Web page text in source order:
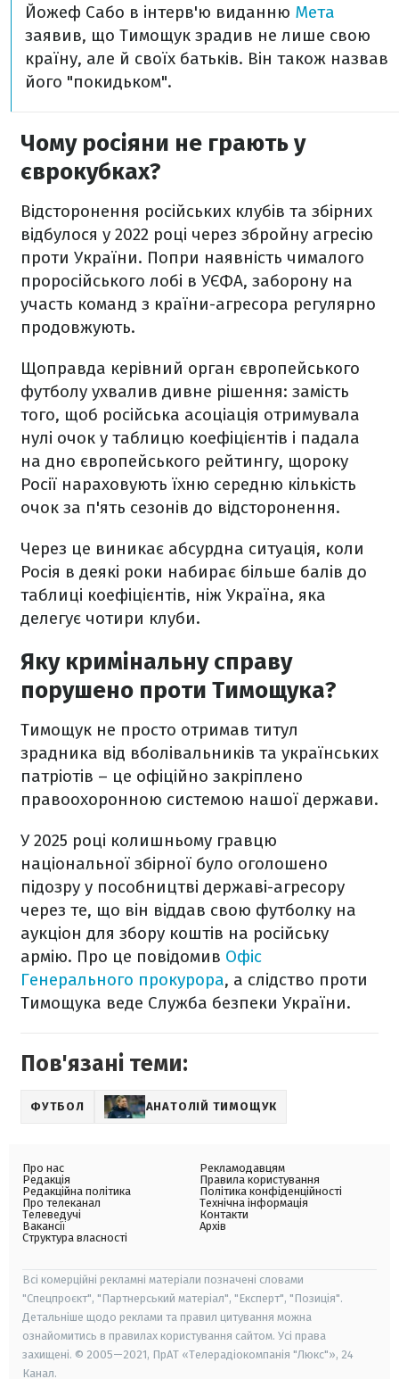
Йожеф Сабо в інтерв'ю виданню Мета
заявив, що Тимощук зрадив не лише свою
країну, але й своїх батьків. Він також назвав
його "покидьком".
Чому росіяни не грають у
єврокубках?
Відсторонення російських клубів та збірних
відбулося у 2022 році через збройну агресію
проти України. Попри наявність чималого
проросійського лобі в УЄФА, заборону на
участь команд з країни-агресора регулярно
продовжують.
Щоправда керівний орган європейського
футболу ухвалив дивне рішення: замість
того, щоб російська асоціація отримувала
нулі очок у таблицю коефіцієнтів і падала
на дно європейського рейтингу, щороку
Росії нараховують їхню середню кількість
очок за п'ять сезонів до відсторонення.
Через це виникає абсурдна ситуація, коли
Росія в деякі роки набирає більше балів до
таблиці коефіцієнтів, ніж Україна, яка
делегує чотири клуби.
Яку кримінальну справу
порушено проти Тимощука?
Тимощук не просто отримав титул
зрадника від вболівальників та українських
патріотів – це офіційно закріплено
правоохоронною системою нашої держави.
У 2025 році колишньому гравцю
національної збірної було оголошено
підозру у пособництві державі-агресору
через те, що він віддав свою футболку на
аукціон для збору коштів на російську
армію. Про це повідомив Офіс
Генерального прокурора, а слідство проти
Тимощука веде Служба безпеки України.
Пов'язані теми:
ФУТБОЛ АНАТОЛІЙ ТИМОЩУК
Про нас
Редакція
Редакційна політика
Про телеканал
Телеведучі
Вакансії
Структура власності
Рекламодавцям
Правила користування
Політика конфіденційності
Технічна інформація
Контакти
Архів
Всі комерційні рекламні матеріали позначені словами
"Спецпроєкт", "Партнерський матеріал", "Експерт", "Позиція".
Детальніше щодо реклами та правил цитування можна
ознайомитись в правилах користування сайтом. Усі права
захищені. © 2005—2021, ПрАТ «Телерадіокомпанія "Люкс"», 24
Канал.